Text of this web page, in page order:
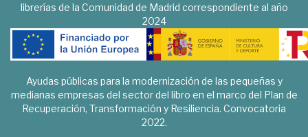
librerías de la Comunidad de Madrid correspondiente al año
2024
Ayudas públicas para la modernización de las pequeñas y
medianas empresas del sector del libro en el marco del Plan de
Recuperación, Transformación y Resiliencia. Convocatoria
2022.